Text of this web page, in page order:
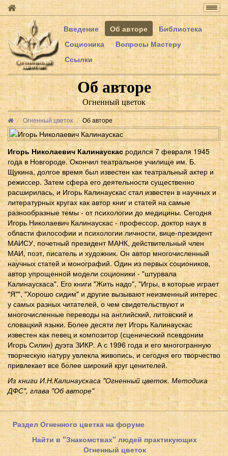
Введение
Об авторе
Библиотека
Соционика
Вопросы Мастеру
Ссылки
Об авторе
Огненный цветок
Огненный цветок Об авторе
Игорь Николаевич Калинаускасродился 7 февраля 1945
года в Новгороде. Окончил театральное училище им. Б.
Щукина, долгое время был известен как театральный актер и
режиссер. Затем сфера его деятельности существенно
расширилась, и Игорь Калинаускас стал известен в научных и
литературных кругах как автор книг и статей на самые
разнообразные темы - от психологии до медицины. Сегодня
Игорь Николаевич Калинаускас - профессор, доктор наук в
области философии и психологии личности, вице-президент
МАИСУ, почетный президент МАНК, действительный член
МАИ, поэт, писатель и художник. Он автор многочисленный
научных статей и монографий. Один из первых социоников,
автор упрощенной модели соционики - "штурвала
Калинаускаса". Его книги "Жить надо", "Игры, в которые играет
"Я"", "Хорошо сидим" и другие вызывают неизменный интерес
у самых разных читателей, о чем свидетельствуют и
многочисленные переводы на английский, литовский и
словацкий языки. Более десяти лет Игорь Калинаускас
известен как певец и композитор (сценический псевдоним
Игорь Силин) дуэта ЗИКР. А с 1996 года и его многогранную
творческую натуру увлекла живопись, и сегодня его творчество
привлекает все более широкий круг ценителей.
Из книги И.Н.Калинаускаса "Огненный цветок. Методика
ДФС", глава "Об авторе"
Раздел Огненного цветка на форуме
Найти в "Знакомствах" людей практикующих
Огненный цветок